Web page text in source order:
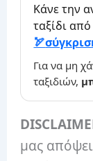
Κάνε την
ταξίδι
Για να μη
ταξιδιών,
μας